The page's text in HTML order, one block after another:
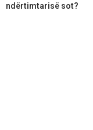
ndërtimtarisë sot?